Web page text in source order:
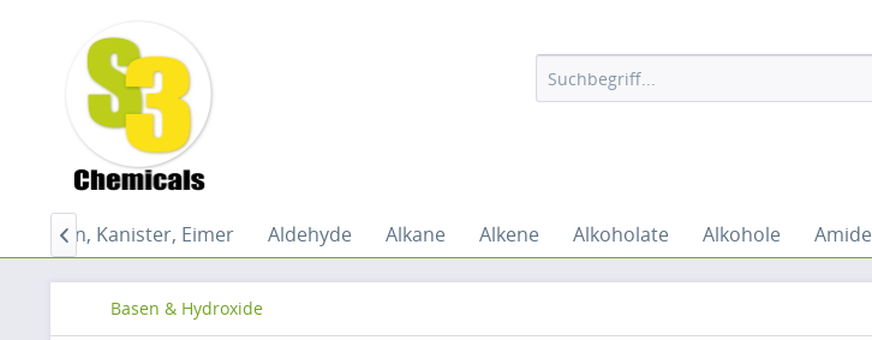
Flaschen, Kanister, Eimer Aldehyde Alkane Alkene Alkoholate Alkohole Amide

Basen & Hydroxide